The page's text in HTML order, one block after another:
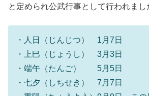
と定められ公武行事として行われまし
・人日（じんじつ） 1月7日
・上巳（じょうし） 3月3日
・端午（たんご） 5月5日
・七夕（しちせき） 7月7日